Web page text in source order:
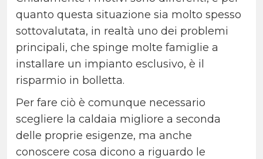
quanto questa situazione sia molto spesso
sottovalutata, in realtà uno dei problemi
principali, che spinge molte famiglie a
installare un impianto esclusivo, è il
risparmio in bolletta.
Per fare ciò è comunque necessario
scegliere la caldaia migliore a seconda
delle proprie esigenze, ma anche
conoscere cosa dicono a riguardo le